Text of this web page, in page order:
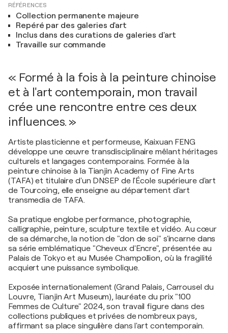
RÉFÉRENCES
Collection permanente majeure
Repéré par des galeries d'art
Inclus dans des curations de galeries d'art
Travaille sur commande
« Formé à la fois à la peinture chinoise
et à l'art contemporain, mon travail
crée une rencontre entre ces deux
influences. »
Artiste plasticienne et performeuse, Kaixuan FENG
développe une œuvre transdisciplinaire mêlant héritages
culturels et langages contemporains. Formée à la
peinture chinoise à la Tianjin Academy of Fine Arts
(TAFA) et titulaire d'un DNSEP de l'École supérieure d'art
de Tourcoing, elle enseigne au département d'art
transmedia de TAFA.
Sa pratique englobe performance, photographie,
calligraphie, peinture, sculpture textile et vidéo. Au cœur
de sa démarche, la notion de "don de soi" s'incarne dans
sa série emblématique "Cheveux d'Encre", présentée au
Palais de Tokyo et au Musée Champollion, où la fragilité
acquiert une puissance symbolique.
Exposée internationalement (Grand Palais, Carrousel du
Louvre, Tianjin Art Museum), lauréate du prix "100
Femmes de Culture" 2024, son travail figure dans des
collections publiques et privées de nombreux pays,
affirmant sa place singulière dans l'art contemporain.